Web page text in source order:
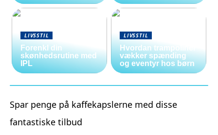
LIVSSTIL
Forenkl din
skønhedsrutine med
IPL
LIVSSTIL
Hvordan trampoliner
vækker spænding
og eventyr hos børn
Spar penge på kaffekapslerne med disse
fantastiske tilbud